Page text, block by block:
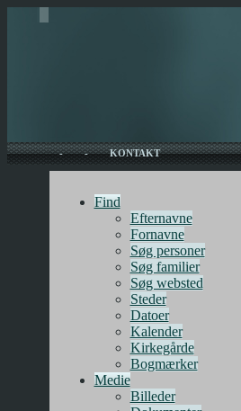
- - KONTAKT
Find
Efternavne
Fornavne
Søg personer
Søg familier
Søg websted
Steder
Datoer
Kalender
Kirkegårde
Bogmærker
Medie
Billeder